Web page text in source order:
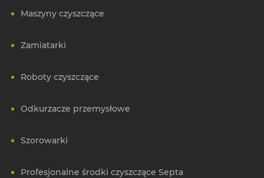
Maszyny czyszczące
Zamiatarki
Roboty czyszczące
Odkurzacze przemysłowe
Szorowarki
Profesjonalne środki czyszczące Septa